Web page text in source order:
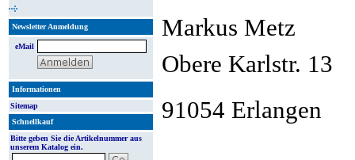
Newsletter Anmeldung
eMail
Informationen
Sitemap
Schnellkauf
Bitte geben Sie die Artikelnummer aus
unserem Katalog ein.
Markus Metz
Obere Karlstr. 13
91054 Erlangen